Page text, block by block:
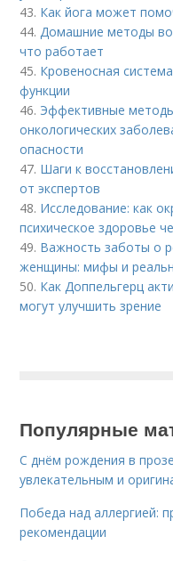
43. Как йога может
44.Домашние методы
что работает
45. Кровеносная
функции
46. Эффективные
онкологических
опасности
47. Шаги к
от экспертов
48. Исследование: как
психическое здоровье
49. Важность заботы о
женщины: мифы и
50. Как Доппельгерц
могут улучшить зрение
Популярные
С днём рождения в
увлекательным и
Победа над аллергией:
рекомендации